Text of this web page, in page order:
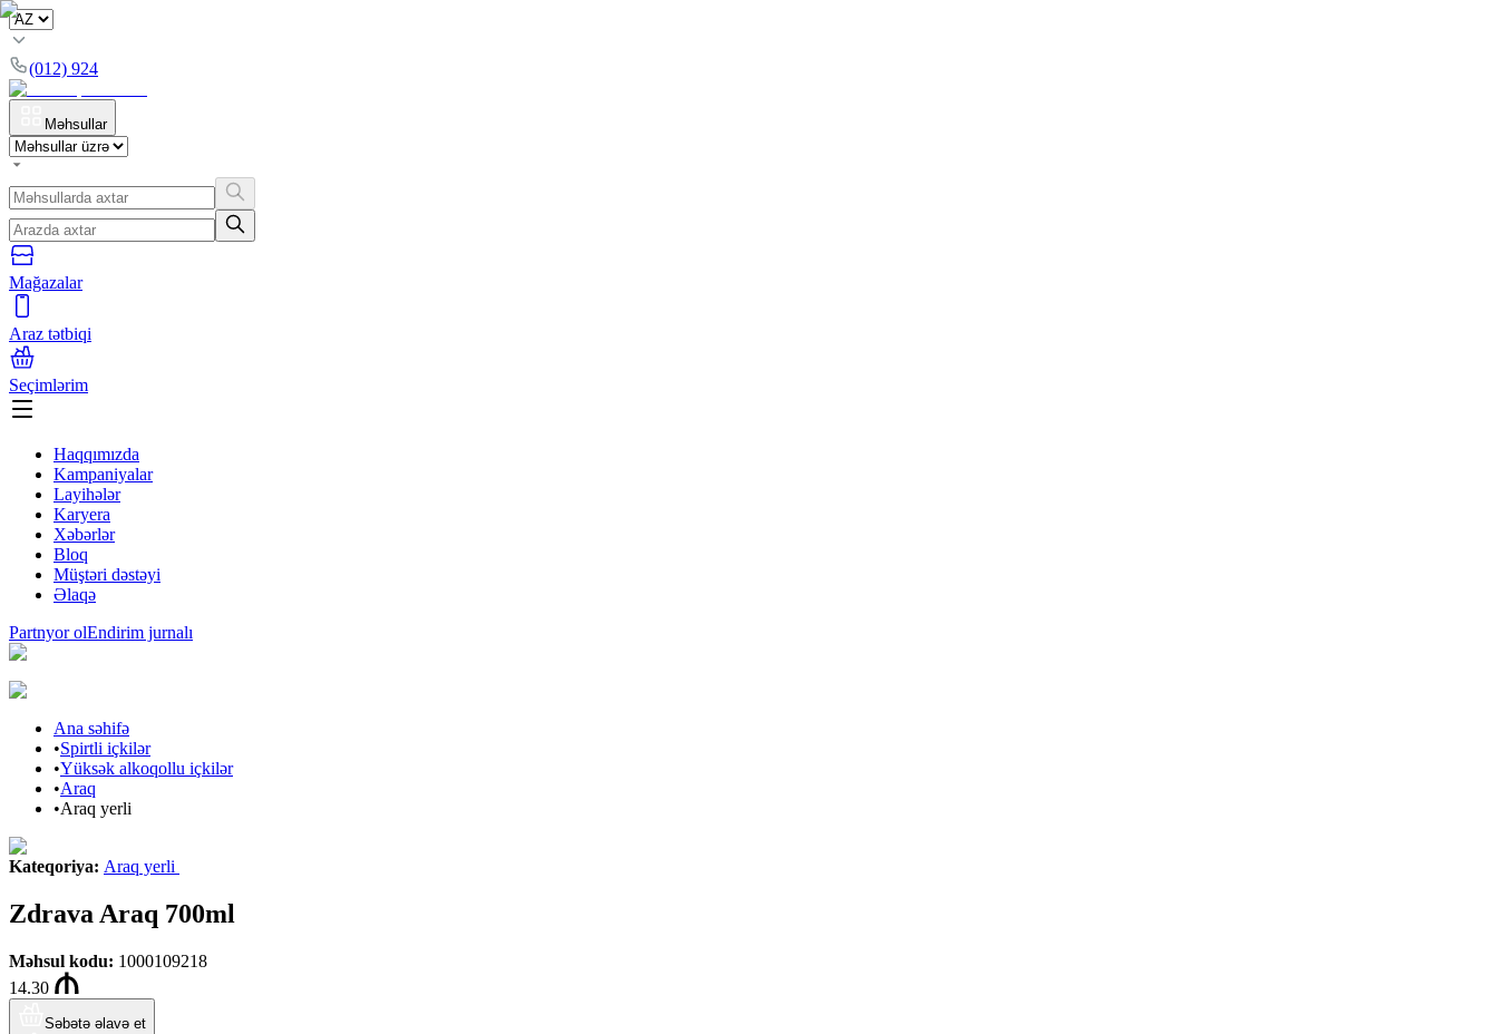
(012) 924
Məhsullar
Mağazalar
Araz tətbiqi
Seçimlərim
Haqqımızda
Kampaniyalar
Layihələr
Karyera
Xəbərlər
Bloq
Müştəri dəstəyi
Əlaqə
Partnyor olEndirim jurnalı
Ana səhifə
•Spirtli içkilər
•Yüksək alkoqollu içkilər
•Araq
•Araq yerli
Kateqoriya: Araq yerli
Zdrava Araq 700ml
Məhsul kodu: 1000109218
14.30
Səbətə əlavə et